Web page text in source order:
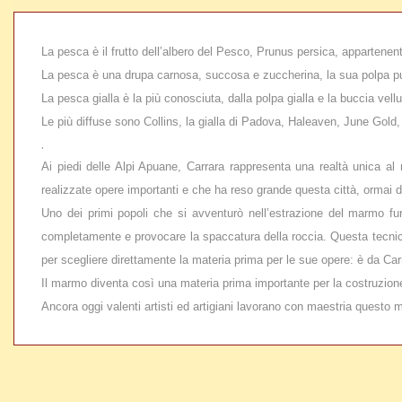
La pesca è il frutto dell’albero del Pesco , Prunus persica,
La pesca è una drupa carnosa, succosa e zuccherina, la sua
La pesca gialla è la più conosciuta, dalla polpa gialla e la buccia
Le più diffuse sono Collins, la gialla di Padova, Haleaven, June
.
Ai piedi delle Alpi Apuane, Carrara rappresenta una realtà unica
realizzate opere importanti e che ha reso grande questa città,
Uno dei primi popoli che si avventurò nell’estrazione del marmo
completamente e provocare la spaccatura della roccia. Questa
per scegliere direttamente la materia prima per le sue opere: è da
Il marmo diventa così una materia prima importante per la
Ancora oggi valenti artisti ed artigiani lavorano con maestria questo